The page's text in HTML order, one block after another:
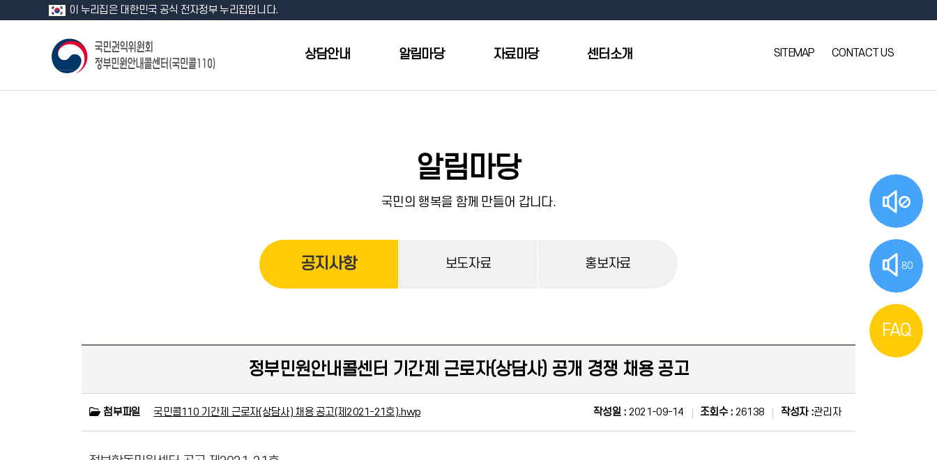
이 누리집은 대한민국 공식 전자정부 누리집입니다.
상담안내 알림마당 자료마당 센터소개 SITEMAP CONTACT US
80
FAQ
알림마당
국민의 행복을 함께 만들어 갑니다.
공지사항 보도자료 홍보자료
정부민원안내콜센터 기간제 근로자(상담사) 공개 경쟁 채용 공고
첨부파일 국민콜110 기간제 근로자(상담사) 채용 공고(제2021-21호).hwp 작성일 : 2021-09-14 조회수 : 26138 작성자 :관리자